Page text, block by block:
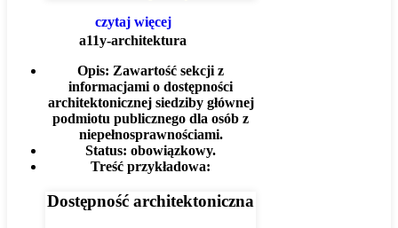
czytaj więcej
a11y-architektura
Opis: Zawartość sekcji z
informacjami o dostępności
architektonicznej siedziby głównej
podmiotu publicznego dla osób z
niepełnosprawnościami.
Status: obowiązkowy.
Treść przykładowa:
Dostępność architektoniczna